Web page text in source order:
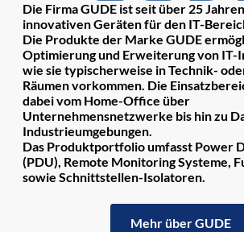
Die Firma GUDE ist seit über 25
innovativen Geräten für den IT-
Die Produkte der Marke GUDE
Optimierung und Erweiterung von
wie sie typischerweise in Technik-
Räumen vorkommen. Die
dabei vom Home-Office über
Unternehmensnetzwerke bis hin zu
Industrieumgebungen.
Das Produktportfolio umfasst Power
(PDU), Remote Monitoring Systeme,
sowie Schnittstellen-Isolatoren.
Mehr über GUDE